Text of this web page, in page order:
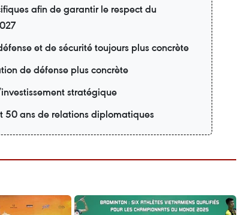
afin de garantir le respect du
et de sécurité toujours plus concrète
de défense plus concrète
stratégique
50 ans de relations diplomatiques